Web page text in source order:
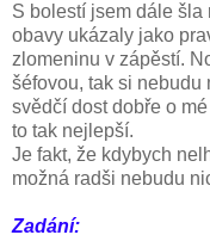
S bolestí jsem dále šla
obavy ukázaly jako
zlomeninu v zápěstí.
šéfovou, tak si nebudu
svědčí dost dobře o
to tak nejlepší.
Je fakt, že kdybych
možná radši nebudu
Zadání: